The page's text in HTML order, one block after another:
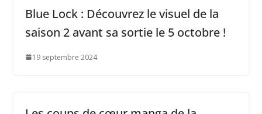
Blue Lock : Découvrez le visuel de la
saison 2 avant sa sortie le 5 octobre !
19 septembre 2024